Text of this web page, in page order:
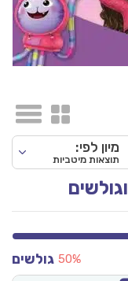
מיון לפי:
תוצאות מיטביות
גולשים 50%